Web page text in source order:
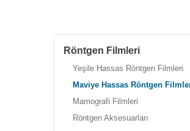
Röntgen Filmleri
Yeşile Hassas Röntgen Filmleri
Maviye Hassas Röntgen
Mamografi Filmleri
Röntgen Aksesuarları